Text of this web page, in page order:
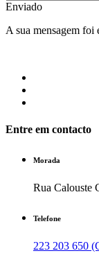
Enviado
A sua mensagem foi
Entre em contacto
Morada
Rua Calouste
Telefone
223 203 650